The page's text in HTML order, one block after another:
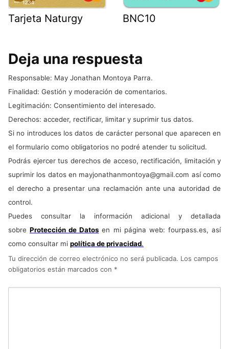
Tarjeta Naturgy BNC10
Deja una respuesta
Responsable: May Jonathan Montoya Parra.
Finalidad: Gestión y moderación de comentarios.
Legitimación: Consentimiento del interesado.
Derechos: acceder, rectificar, limitar y suprimir tus datos.
Si no introduces los datos de carácter personal que aparecen en
el formulario como obligatorios no podré atender tu solicitud.
Podrás ejercer tus derechos de acceso, rectificación, limitación y
suprimir los datos en mayjonathanmontoya@gmail.com así como
el derecho a presentar una reclamación ante una autoridad de
control.
Puedes consultar la información adicional y detallada
sobreProtección de Datos en mi página web: fourpass.es, así
como consultar mi política de privacidad.
Tu dirección de correo electrónico no será publicada. Los campos
obligatorios están marcados con *